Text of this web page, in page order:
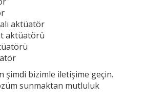
aktüatör
aktüatörü
şimdi bizimle iletişime geçin.
sunmaktan mutluluk